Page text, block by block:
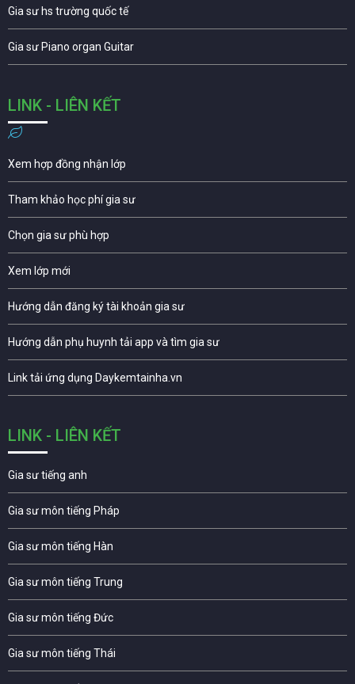
Gia sư hs trường quốc tế
Gia sư Piano organ Guitar
LINK - LIÊN KẾT
Xem hợp đồng nhận lớp
Tham khảo học phí gia sư
Chọn gia sư phù hợp
Xem lớp mới
Hướng dẫn đăng ký tài khoản gia sư
Hướng dẫn phụ huynh tải app và tìm gia sư
Link tải ứng dụng Daykemtainha.vn
LINK - LIÊN KẾT
Gia sư tiếng anh
Gia sư môn tiếng Pháp
Gia sư môn tiếng Hàn
Gia sư môn tiếng Trung
Gia sư môn tiếng Đức
Gia sư môn tiếng Thái